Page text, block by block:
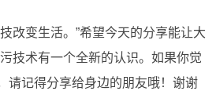
改变生活。”希望今天的分享能让大
技术有一个全新的认识。如果你觉
请记得分享给身边的朋友哦！谢谢